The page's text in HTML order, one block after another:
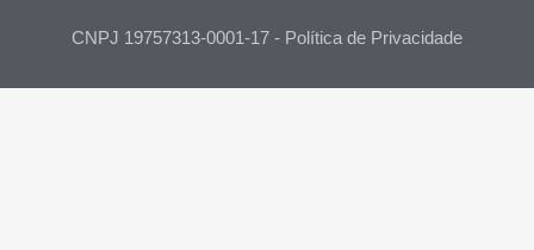
CNPJ 19757313-0001-17 - Política de Privacidade